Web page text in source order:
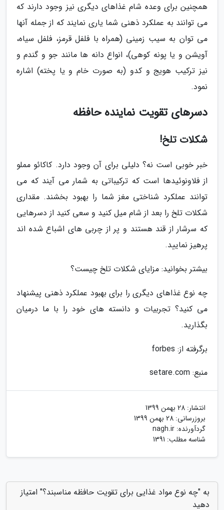
همچنین برای وعده شام غذاهای دیگری نیز وجود دارند که
می توانند به عملکرد ذهنی شما یاری نمایند که از جمله آنها
می توان به سیب زمینی (همراه با فلفل قرمز، فلفل سیاه،
آویشن و یا پونه کوهی)، انواع دانه ها مانند جو و گندم و
نیز ترکیب هویج و کدو (به صورت خام و یا پخته) اشاره
نمود.
دسرهای تقویت نماینده حافظه
شکلات تلخ!
خبر خوبی است نه؟ دلیلی برای آن وجود دارد. کاکائو مملو
از فلاونوئیدها است که ترکیباتی به شمار می آیند که می
توانند عملکرد شناختی مغز شما را بهبود بخشند. مقداری
شکلات تلخ را بعد از شام میل کنید و سعی کنید از دسرهایی
که سرشار از قند هستند و پر از چربی های اشباع شده اند
پرهیز نمایید.
بیشتر بخوانید: مزایای شکلات تلخ چیست؟
چه نوع غذاهای دیگری را برای بهبود عملکرد ذهنی پیشنهاد
می کنید؟ تجربیات و دانسته های خود را با ما درمیان
بگذارید.
برگرفته از: forbes
منبع: setare.com
انتشار: 28 بهمن 1399
بروزرسانی: 28 بهمن 1399
گردآورنده: nagh.ir
شناسه مطلب: 1391
به "چه نوع مواد غذایی برای تقویت حافظه مناسبند؟" امتیاز
دهید